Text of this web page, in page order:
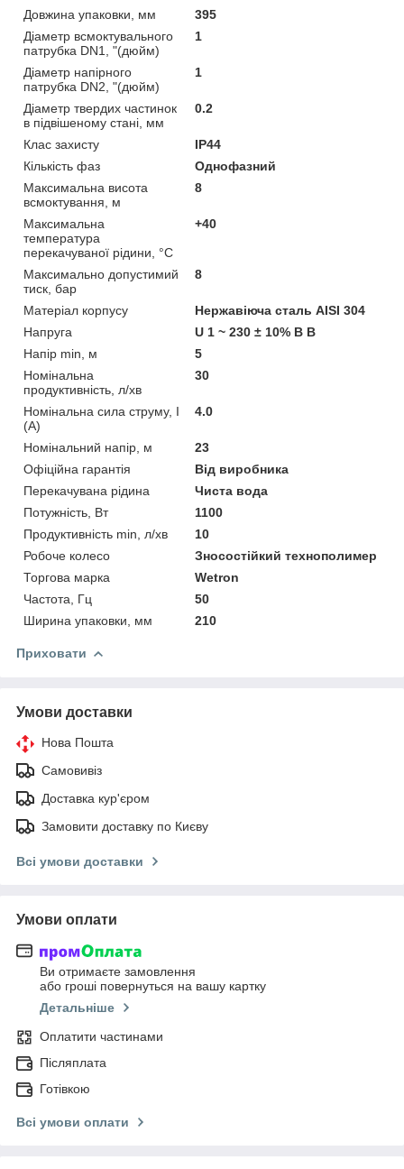
Довжина упаковки, мм
395
Діаметр всмоктувального
патрубка DN1, "(дюйм)
1
Діаметр напірного
патрубка DN2, "(дюйм)
1
Діаметр твердих частинок
в підвішеному стані, мм
0.2
Клас захисту
IP44
Кількість фаз
Однофазний
Максимальна висота
всмоктування, м
8
Максимальна
температура
перекачуваної рідини, °C
+40
Максимально допустимий
тиск, бар
8
Матеріал корпусу
Нержавіюча сталь AISI 304
Напруга
U 1 ~ 230 ± 10% В В
Напір min, м
5
Номінальна
продуктивність, л/хв
30
Номінальна сила струму, I
(А)
4.0
Номінальний напір, м
23
Офіційна гарантія
Від виробника
Перекачувана рідина
Чиста вода
Потужність, Вт
1100
Продуктивність min, л/хв
10
Робоче колесо
Зносостійкий технополимер
Торгова марка
Wetron
Частота, Гц
50
Ширина упаковки, мм
210
Приховати
Умови доставки
Нова Пошта
Самовивіз
Доставка кур'єром
Замовити доставку по Києву
Всі умови доставки
Умови оплати
Ви отримаєте замовлення
або гроші повернуться на вашу картку
Детальніше
Оплатити частинами
Післяплата
Готівкою
Всі умови оплати